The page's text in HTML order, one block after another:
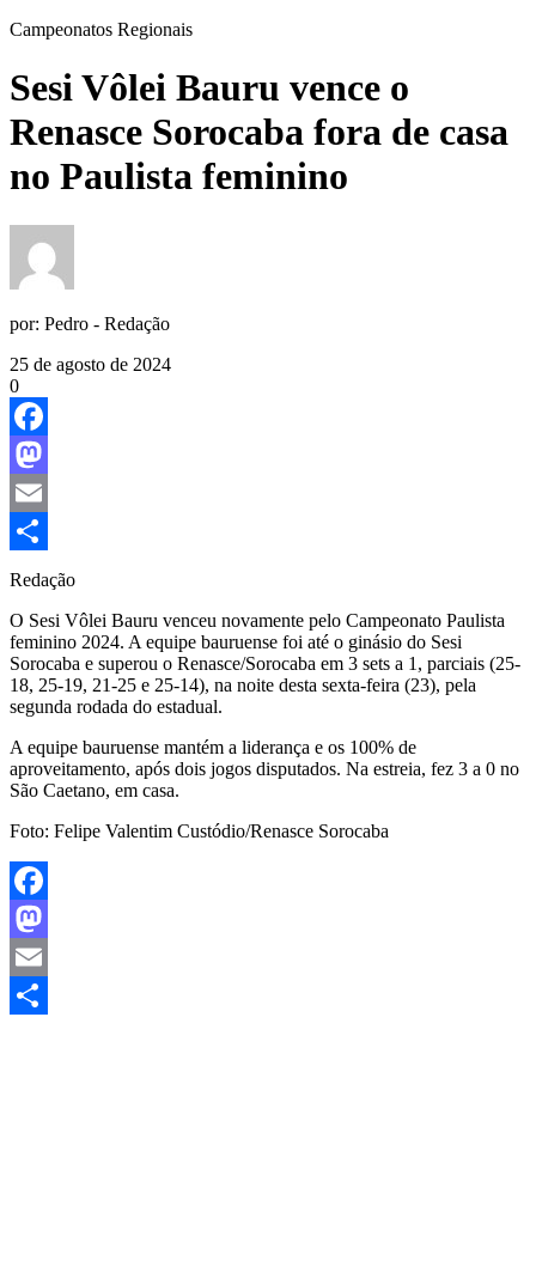
Campeonatos Regionais
Sesi Vôlei Bauru vence o
Renasce Sorocaba fora de casa
no Paulista feminino
por: Pedro - Redação
25 de agosto de 2024
0
Facebook
Mastodon
Email
Share
Redação
O Sesi Vôlei Bauru venceu novamente pelo Campeonato Paulista
feminino 2024. A equipe bauruense foi até o ginásio do Sesi
Sorocaba e superou o Renasce/Sorocaba em 3 sets a 1, parciais (25-
18, 25-19, 21-25 e 25-14), na noite desta sexta-feira (23), pela
segunda rodada do estadual.
A equipe bauruense mantém a liderança e os 100% de
aproveitamento, após dois jogos disputados. Na estreia, fez 3 a 0 no
São Caetano, em casa.
Foto: Felipe Valentim Custódio/Renasce Sorocaba
Facebook
Mastodon
Email